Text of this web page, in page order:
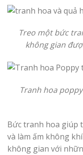
Treo một bức
không gian
Tranh hoa
Bức tranh hoa giúp
và làm ấm không
không gian với